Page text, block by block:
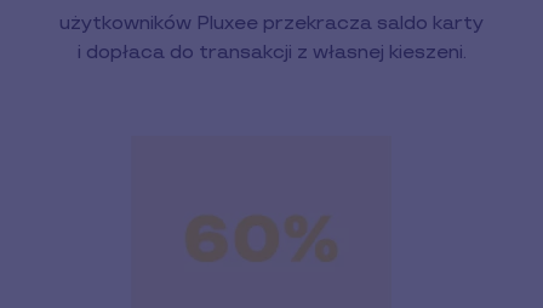
użytkowników Pluxee przekracza saldo karty
i dopłaca do transakcji z własnej kieszeni.